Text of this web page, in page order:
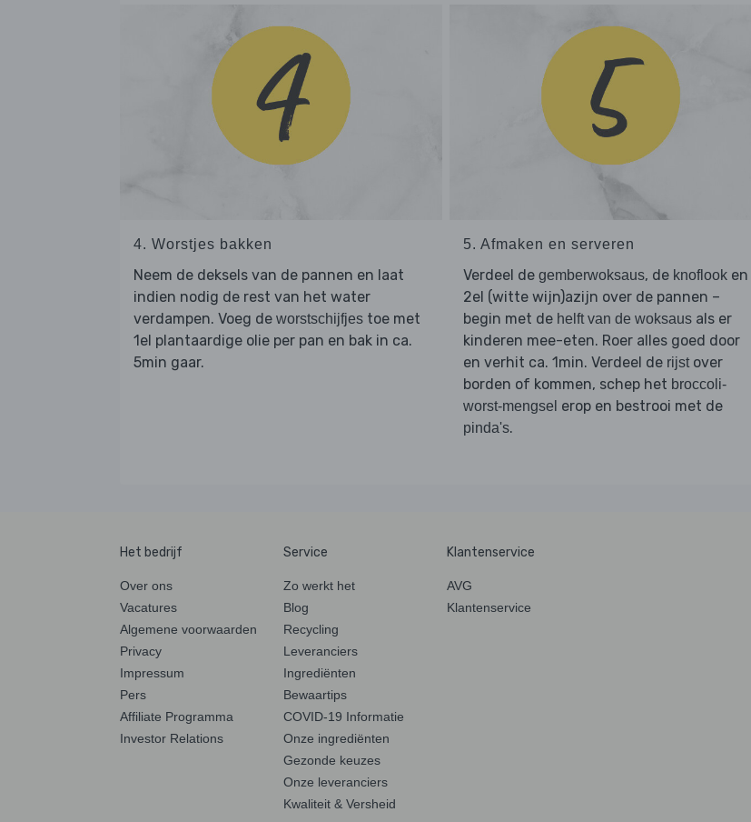
4. Worstjes bakken
Neem de deksels van de pannen en laat
indien nodig de rest van het water
verdampen. Voeg de worstschijfjes toe met
1el plantaardige olie per pan en bak in ca.
5min gaar.
5. Afmaken en serveren
Verdeel de gemberwoksaus, de knoflooken
2el (witte wijn)azijn over de pannen –
begin met de helft van de woksausals er
kinderen mee-eten. Roer alles goed door
en verhit ca. 1min. Verdeel de rijstover
borden of kommen, schep het broccoli-
worst-mengsel erop en bestrooi met de
pinda's.
Het bedrijf
Over ons
Vacatures
Algemene voorwaarden
Privacy
Impressum
Pers
Affiliate Programma
Investor Relations
Service
Zo werkt het
Blog
Recycling
Leveranciers
Ingrediënten
Bewaartips
COVID-19 Informatie
Onze ingrediënten
Gezonde keuzes
Onze leveranciers
Kwaliteit & Versheid
Klantenservice
AVG
Klantenservice